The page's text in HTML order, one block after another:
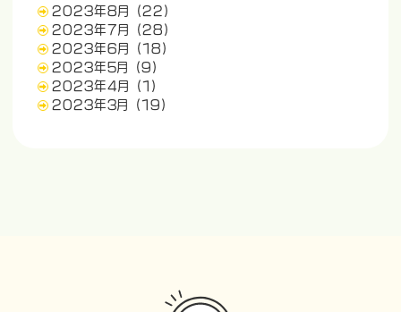
2023年8月
(22)
2023年7月
(28)
2023年6月
(18)
2023年5月
(9)
2023年4月
(1)
2023年3月
(19)